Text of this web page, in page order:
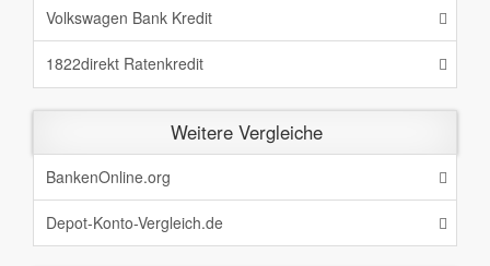
Volkswagen Bank Kredit
1822direkt Ratenkredit
Weitere Vergleiche
BankenOnline.org
Depot-Konto-Vergleich.de